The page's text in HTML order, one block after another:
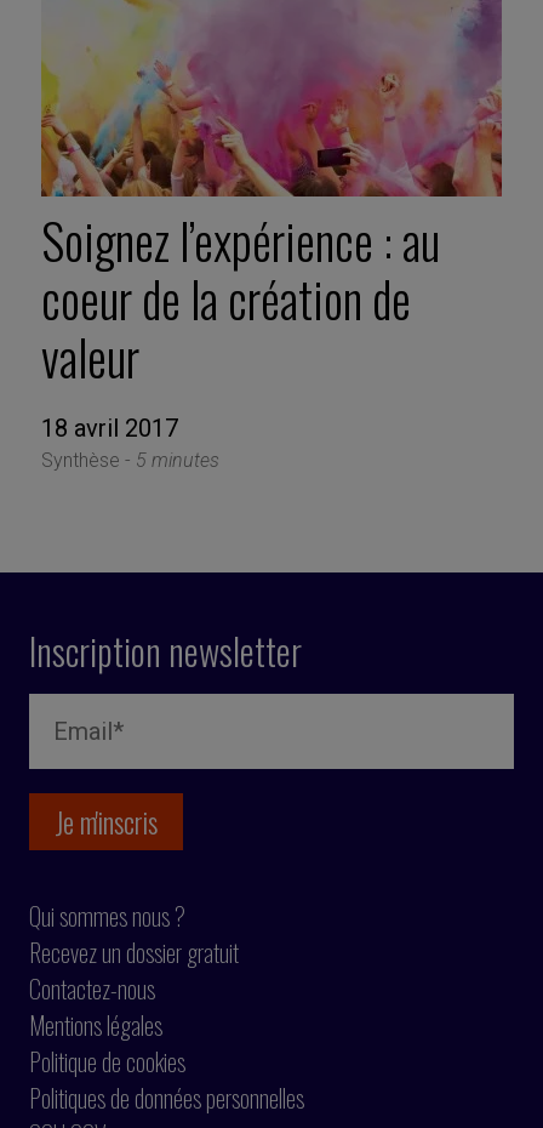
Soignez l’expérience : au
coeur de la création de
valeur
18 avril 2017
Synthèse - 5 minutes
Inscription newsletter
Qui sommes nous ?
Recevez un dossier gratuit
Contactez-nous
Mentions légales
Politique de cookies
Politiques de données personnelles